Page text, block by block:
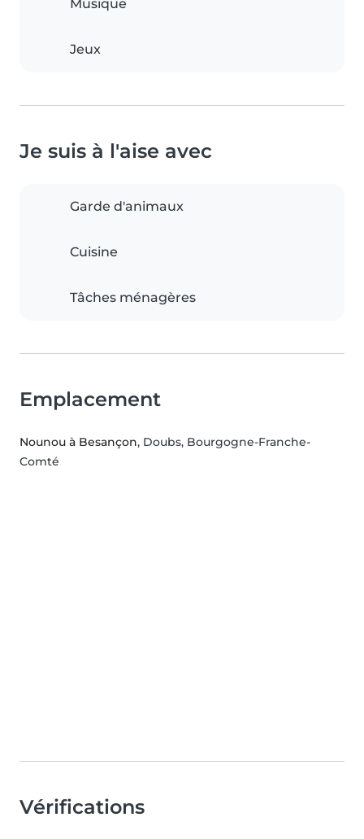
Musique
Jeux
Je suis à l'aise avec
Garde d'animaux
Cuisine
Tâches ménagères
Emplacement
Nounou à Besançon, Doubs, Bourgogne-Franche-
Comté
Vérifications